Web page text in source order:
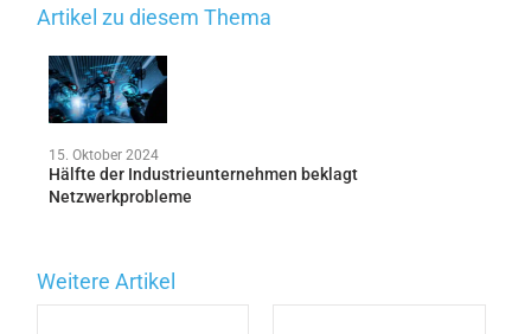
Artikel zu diesem Thema
15. Oktober 2024
Hälfte der Industrieunternehmen beklagt
Netzwerkprobleme
Weitere Artikel